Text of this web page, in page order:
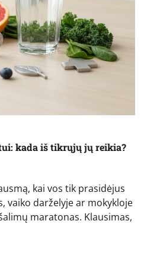
kada iš tikrųjų jų reikia?
kai vos tik prasidėjus
vaiko darželyje ar mokykloje
maratonas. Klausimas,